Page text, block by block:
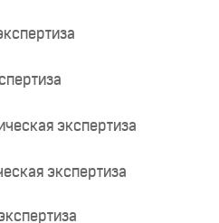
экспертиза
экспертиза